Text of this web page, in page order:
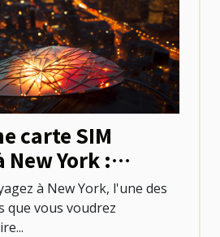
carte SIM
New York :
à New York, l'une des
que vous voudrez